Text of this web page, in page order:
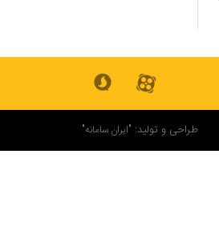
طراحی و تولید: "ایران سامانه"